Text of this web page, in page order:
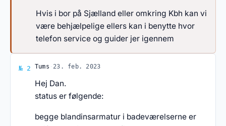
Hvis i bor på Sjælland eller omkring Kbh kan vi
være behjælpelige ellers kan i benytte hvor
telefon service og guider jer igennem
№ 2 Svar af Tums
Tums · 23. feb. 2023
Hej Dan.
status er følgende:
begge blandinsarmatur i badeværelserne er